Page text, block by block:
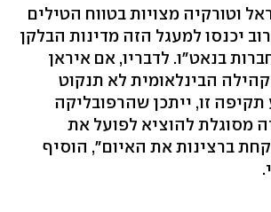
וטורקיה מצויות בטווח הטילים
יכנסו למעגל הזה מדינות הבלקן
בנאט"ו. לדבריו, אם איראן
הבינלאומית לא תנקוט
תקיפה זו, ייתכן שהרפובליקה
מסוגלת להוציא לפועל את
ברצינות את האיום", הוסיף